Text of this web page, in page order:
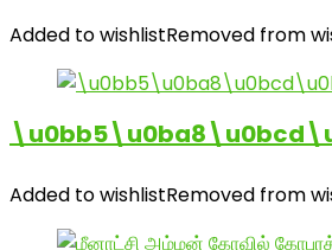
Added to wishlistRemoved from
Added to wishlistRemoved from